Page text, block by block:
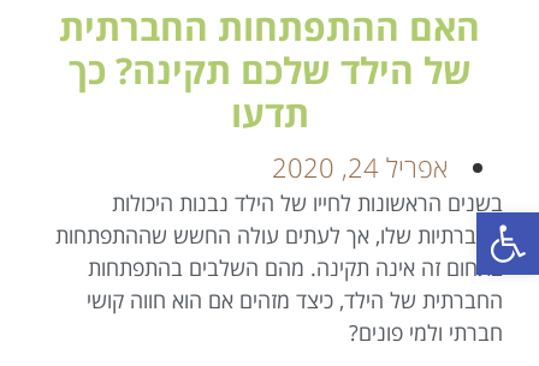
פתח סרגל נגישות
האם ההתפתחות החברתית
של הילד שלכם תקינה? כך
תדעו
אפריל 24, 2020
בשנים הראשונות לחייו של הילד נבנות היכולות
החברתיות שלו, אך לעתים עולה החשש שההתפתחות
בתחום זה אינה תקינה. מהם השלבים בהתפתחות
החברתית של הילד, כיצד מזהים אם הוא חווה קושי
חברתי ולמי פונים?